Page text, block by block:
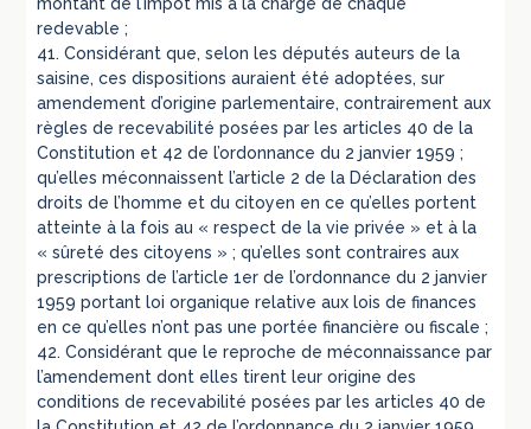
montant de l’impôt mis à la charge de chaque
redevable ;
41. Considérant que, selon les députés auteurs de la
saisine, ces dispositions auraient été adoptées, sur
amendement d’origine parlementaire, contrairement aux
règles de recevabilité posées par les articles 40 de la
Constitution et 42 de l’ordonnance du 2 janvier 1959 ;
qu’elles méconnaissent l’article 2 de la Déclaration des
droits de l’homme et du citoyen en ce qu’elles portent
atteinte à la fois au « respect de la vie privée » et à la
« sûreté des citoyens » ; qu’elles sont contraires aux
prescriptions de l’article 1er de l’ordonnance du 2 janvier
1959 portant loi organique relative aux lois de finances
en ce qu’elles n’ont pas une portée financière ou fiscale ;
42. Considérant que le reproche de méconnaissance par
l’amendement dont elles tirent leur origine des
conditions de recevabilité posées par les articles 40 de